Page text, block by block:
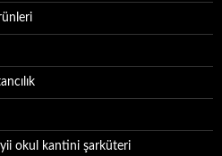
okul kantini şarküteri